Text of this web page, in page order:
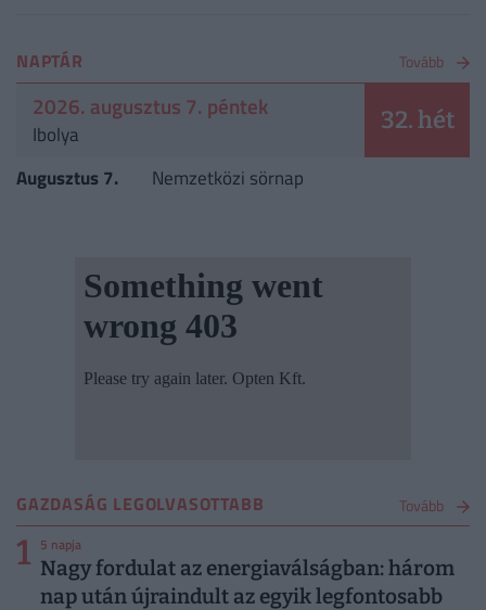
NAPTÁR Tovább
2026. augusztus 7. péntek
Ibolya 32. hét
Augusztus 7. Nemzetközi sörnap
GAZDASÁG LEGOLVASOTTABB Tovább
1 5 napja
Nagy fordulat az energiaválságban: három
nap után újraindult az egyik legfontosabb